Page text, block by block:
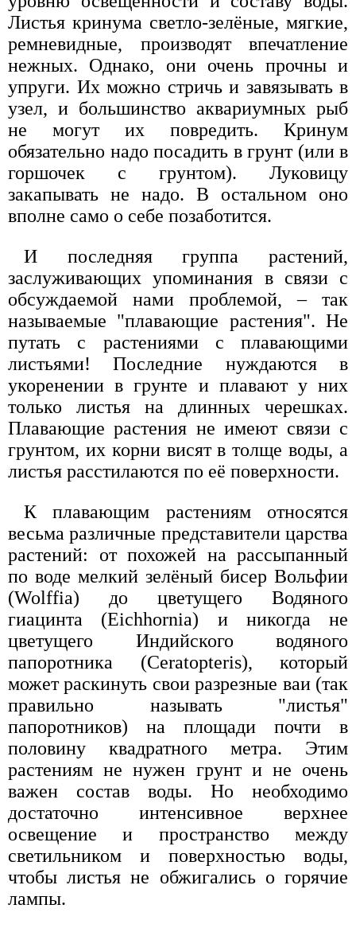
Листья кринума светло-зелёные, мягкие,
ремневидные, производят впечатление
нежных. Однако, они очень прочны и
упруги. Их можно стричь и завязывать в
узел, и большинство аквариумных рыб
не могут их повредить. Кринум
обязательно надо посадить в грунт (или в
горшочек с грунтом). Луковицу
закапывать не надо. В остальном оно
вполне само о себе позаботится.
И последняя группа растений,
заслуживающих упоминания в связи с
обсуждаемой нами проблемой, – так
называемые "плавающие растения". Не
путать с растениями с плавающими
листьями! Последние нуждаются в
укоренении в грунте и плавают у них
только листья на длинных черешках.
Плавающие растения не имеют связи с
грунтом, их корни висят в толще воды, а
листья расстилаются по её поверхности.
К плавающим растениям относятся
весьма различные представители царства
растений: от похожей на рассыпанный
по воде мелкий зелёный бисер Вольфии
(Wolffia) до цветущего Водяного
гиацинта (Eichhornia) и никогда не
цветущего Индийского водяного
папоротника (Ceratopteris), который
может раскинуть свои разрезные ваи (так
правильно называть "листья"
папоротников) на площади почти в
половину квадратного метра. Этим
растениям не нужен грунт и не очень
важен состав воды. Но необходимо
достаточно интенсивное верхнее
освещение и пространство между
светильником и поверхностью воды,
чтобы листья не обжигались о горячие
лампы.